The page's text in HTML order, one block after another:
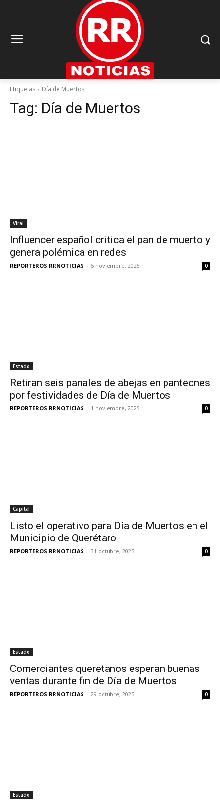
Etiquetas Día de Muertos
Tag: Día de Muertos
Viral
Influencer español critica el pan de muerto y
genera polémica en redes
REPORTEROS RRNOTICIAS - 5 noviembre, 2025 0
Estado
Retiran seis panales de abejas en panteones
por festividades de Día de Muertos
REPORTEROS RRNOTICIAS - 1 noviembre, 2025 0
Capital
Listo el operativo para Día de Muertos en el
Municipio de Querétaro
REPORTEROS RRNOTICIAS - 31 octubre, 2025 0
Estado
Comerciantes queretanos esperan buenas
ventas durante fin de Día de Muertos
REPORTEROS RRNOTICIAS - 29 octubre, 2025 0
Estado